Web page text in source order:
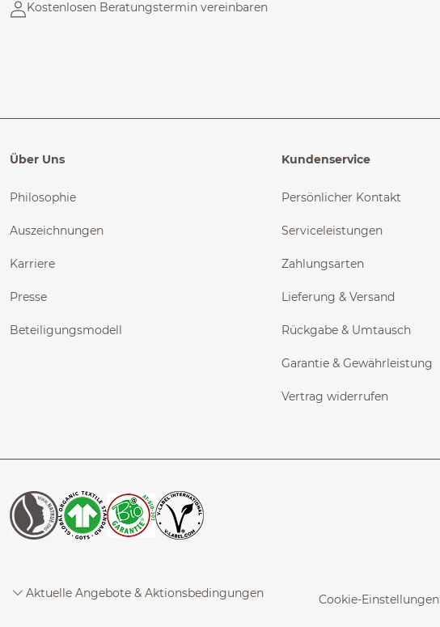
Kostenlosen Beratungstermin vereinbaren
Über Uns
Philosophie
Auszeichnungen
Karriere
Presse
Beteiligungsmodell
Kundenservice
Persönlicher Kontakt
Serviceleistungen
Zahlungsarten
Lieferung & Versand
Rückgabe & Umtausch
Garantie & Gewährleistung
Vertrag widerrufen
Aktuelle Angebote & Aktionsbedingungen Cookie-Einstellungen